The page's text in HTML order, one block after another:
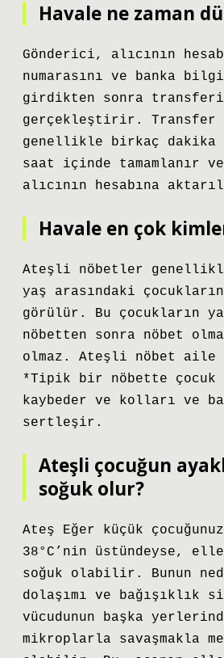
Havale ne zaman
Gönderici, alıcının
numarasını ve banka
girdikten sonra transferi
gerçekleştirir. Transfer
genellikle birkaç
saat içinde tamamlanır ve
alıcının hesabına
Havale en çok
Ateşli nöbetler
yaş arasındaki çocukların
görülür. Bu çocukların
nöbetten sonra nöbet
olmaz. Ateşli nöbet aile
*Tipik bir nöbette
kaybeder ve kolları ve
sertleşir.
Ateşli çocuğun
soğuk olur?
Ateş Eğer küçük
38°C’nin üstündeyse,
soğuk olabilir. Bunun
dolaşımı ve bağışıklık
vücudunun başka
mikroplarla savaşmakla